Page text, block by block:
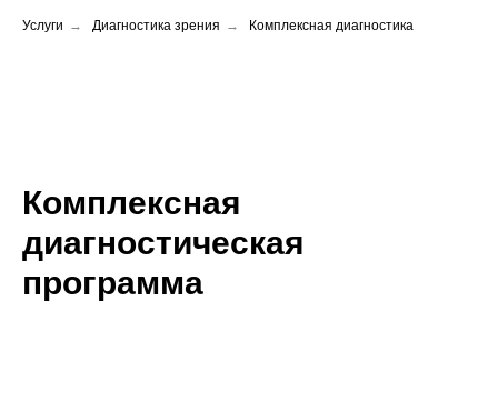
Услуги → Диагностика зрения → Комплексная диагностика
Комплексная
диагностическая
программа